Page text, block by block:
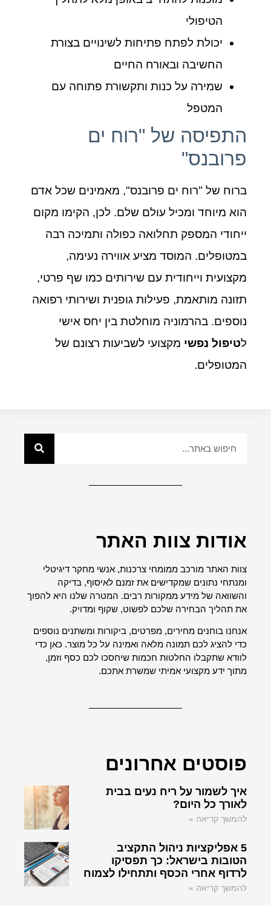
הטיפולי
יכולת לפתח פתיחות לשינויים בצורת
החשיבה ובאורח החיים
שמירה על כנות ותקשורת פתוחה עם
המטפל
התפיסה של "רוח ים
פרובנס"
ברוח של "רוח ים פרובנס", מאמינים שכל אדם
הוא מיוחד ומכיל עולם שלם. לכן, הקימו מקום
ייחודי המספק תחלואה כפולה ותמיכה רבה
במטופלים. המוסד מציע אווירה נעימה,
מקצועית וייחודית עם שירותים כמו שף פרטי,
תזונה מותאמת, פעילות גופנית ושירותי רפואה
נוספים. בהרמוניה מוחלטת בין יחס אישי
לטיפול נפשי מקצועי לשביעות רצונם של
המטופלים.
אודות צוות האתר
צוות האתר מורכב ממומחי צרכנות, אנשי מחקר דיגיטלי
ומנתחי נתונים שמקדישים את זמנם לאיסוף, בדיקה
והשוואה של מידע ממקורות רבים. המטרה שלנו היא להפוך
את תהליך הבחירה שלכם לפשוט, שקוף ומדויק.
אנחנו בוחנים מחירים, מפרטים, ביקורות ומשתנים נוספים
כדי להציג לכם תמונה מלאה ואמינה על כל מוצר. כאן כדי
לוודא שתקבלו החלטות חכמות שיחסכו לכם כסף וזמן,
מתוך ידע מקצועי אמיתי שמשרת אתכם.
פוסטים אחרונים
איך לשמור על ריח נעים בבית
לאורך כל היום?
להמשך קריאה »
5 אפליקציות ניהול התקציב
הטובות בישראל: כך תפסיקו
לרדוף אחרי הכסף ותתחילו לצמוח
להמשך קריאה »